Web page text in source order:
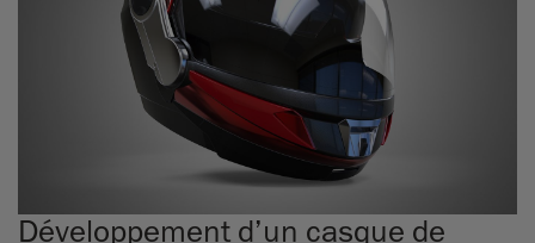
Développement d’un casque de